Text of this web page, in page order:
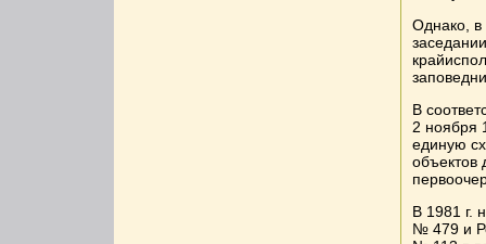
Однако, в
В
2 ноября
единую
объектов
В 1981 г.
№ 479 и